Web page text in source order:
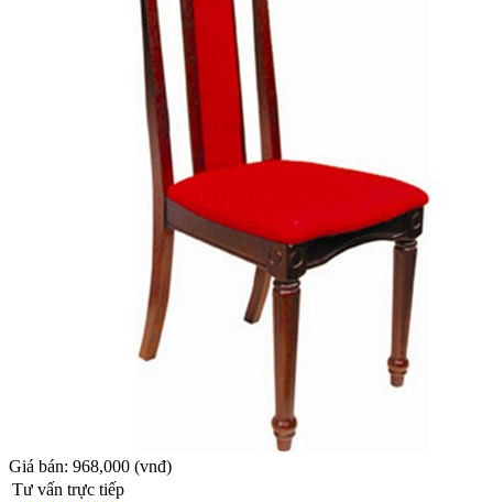
Giá bán: 968,000 (vnđ)
Tư vấn trực tiếp